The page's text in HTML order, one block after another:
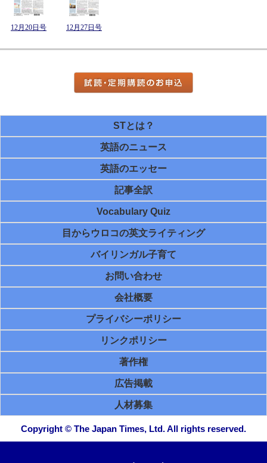
12月20日号 12月27日号
STとは？
英語のニュース
英語のエッセー
記事全訳
Vocabulary Quiz
目からウロコの英文ライティング
バイリンガル子育て
お問い合わせ
会社概要
プライバシーポリシー
リンクポリシー
著作権
広告掲載
人材募集
Copyright © The Japan Times, Ltd. All rights reserved.